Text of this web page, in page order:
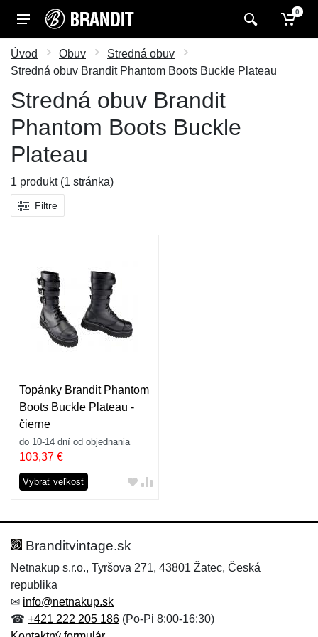
0
Úvod Obuv
Stredná obuv
Stredná obuv Brandit Phantom Boots Buckle Plateau
Stredná obuv Brandit
Phantom Boots Buckle
Plateau
1 produkt (1 stránka)
Filtre
Topánky Brandit Phantom
Boots Buckle Plateau -
čierne
do 10-14 dní od objednania
103,37 €
Vybrať veľkosť
Branditvintage.sk
Netnakup s.r.o., Tyršova 271, 43801 Žatec, Česká
republika
✉ info@netnakup.sk
☎ +421 222 205 186 (Po-Pi 8:00-16:30)